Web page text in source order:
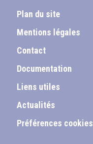
Plan du site
Mentions légales
Contact
Documentation
Liens utiles
Actualités
Préférences cookies